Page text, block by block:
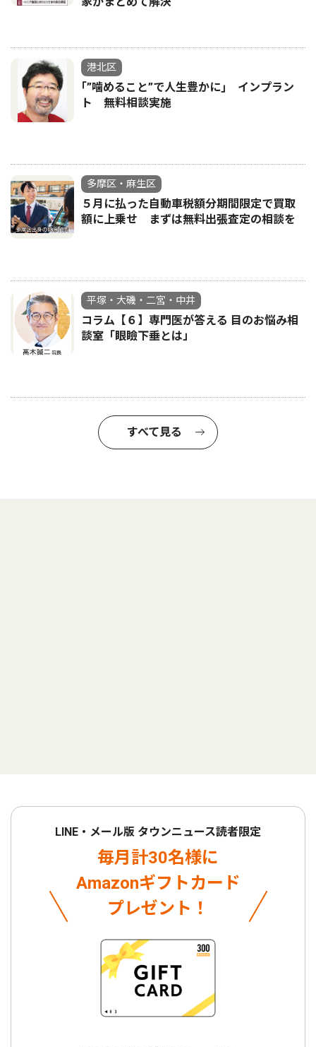
港北区
｢”噛めること”で人生豊かに｣ インプラン
ト 無料相談実施
多摩区・麻生区
５月に払った自動車税額分期間限定で買取
額に上乗せ まずは無料出張査定の相談を
平塚・大磯・二宮・中井
コラム【６】専門医が答える 目のお悩み相
談室「眼瞼下垂とは」
すべて見る
LINE・メール版 タウンニュース読者限定
毎月計30名様に
Amazonギフトカード
プレゼント！